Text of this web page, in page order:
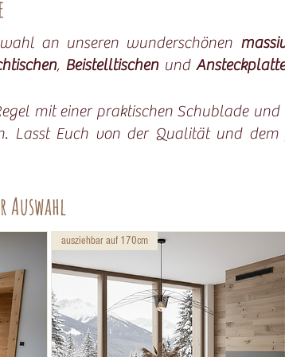
an unseren wunderschönen
, Beistelltischenund
mit einer praktischen Schublade
Lasst Euch von der Qualität und dem
ausziehbar auf 170cm